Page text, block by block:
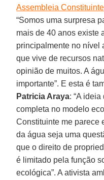
Assembleia Constituinte
“Somos uma surpresa
mais de 40 anos existe
principalmente no nível
que vive de recursos
opinião de muitos. A
importante”. E esta é
Patricia Araya: “A
completa no modelo
Constituinte me parece
da água seja uma
que o direito de
é limitado pela função
ecológica”. A ativista